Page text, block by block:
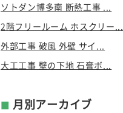
ソトダン博多南 断熱工事 ...
2階フリールーム ホスクリー...
外部工事 破風 外壁 サイ...
大工工事 壁の下地 石膏ボ...
月別アーカイブ